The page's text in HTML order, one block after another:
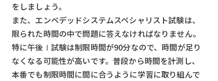
をしましょう。
また、エンベデッドシステムスペシャリスト試験は、
限られた時間の中で問題に答えなければなりません。
特に午後Ⅰ試験は制限時間が90分なので、時間が足り
なくなる可能性が高いです。普段から時間を計測し、
本番でも制限時間に間に合うように学習に取り組んで